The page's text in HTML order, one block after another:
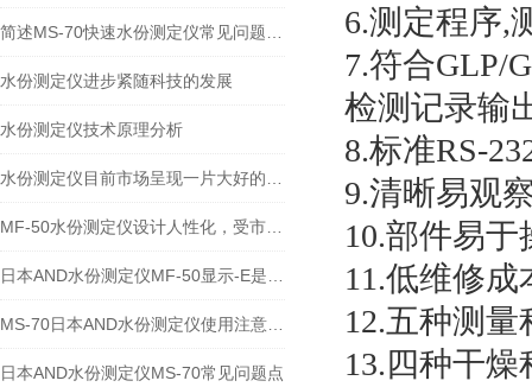
水份测定仪进步紧随科技的发展
水份测定仪技术原理分析
日本AND水份测定仪MS-70常见问题点
6.测定程序,
7.符合GLP/
检测记录输
8.标准RS-
9.清晰易观
10.部件易于
11.低维修成
12.五种测量
13. 四种干燥